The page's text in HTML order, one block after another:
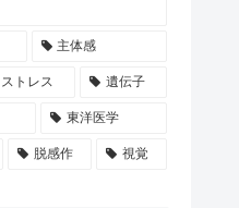
主体感
ストレス 遺伝子
東洋医学
脱感作 視覚